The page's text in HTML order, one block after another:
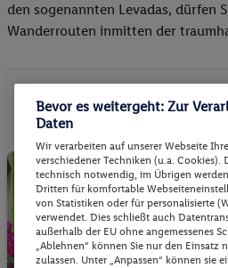
den sogenannten Levadas, dürfen
Wanderrouten inmitten der
Top-Angebote für
Bevor es weitergeht: Zur
Daten
Wir verarbeiten auf unserer Webseite
verschiedener Techniken (u.a. Cookies).
technisch notwendig, im Übrigen
Dritten für komfortable
von Statistiken oder für personalisierte
verwendet. Dies schließt auch
außerhalb der EU ohne angemessenes
„Ablehnen“ können Sie nur den Einsatz
zulassen. Unter „Anpassen“ können sie